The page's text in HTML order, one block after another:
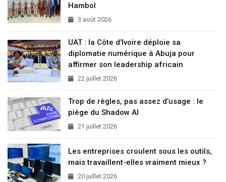
Hambol
3 août 2026
UAT : la Côte d’Ivoire déploie sa
diplomatie numérique à Abuja pour
affirmer son leadership africain
22 juillet 2026
Trop de règles, pas assez d’usage : le
piège du Shadow AI
21 juillet 2026
Les entreprises croulent sous les outils,
mais travaillent-elles vraiment mieux ?
20 juillet 2026